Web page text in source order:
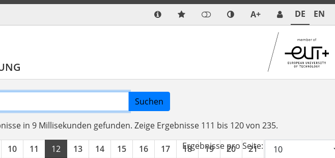
A+ DE EN
Suchen
in 9 Millisekunden gefunden. Zeige Ergebnisse 111 bis 120 von 235.
10 11 12 13 14 15 16 17 18 19 20 21 22
Ergebnisse pro Seite: